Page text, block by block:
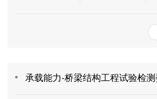
承载能力-桥梁结构工程试验检